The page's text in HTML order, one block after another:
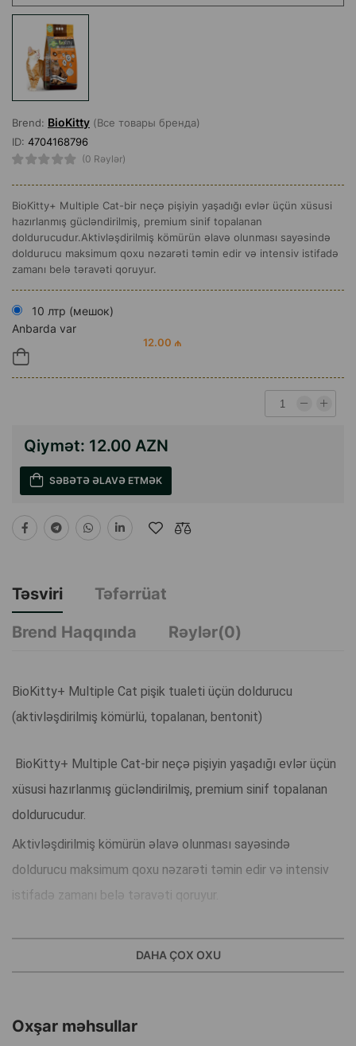
Brend: BioKitty (Все товары бренда)
ID: 4704168796
(0 Rəylər)
BioKitty+ Multiple Cat-bir neçə pişiyin yaşadığı evlər üçün xüsusi
hazırlanmış gücləndirilmiş, premium sinif topalanan
doldurucudur.Aktivləşdirilmiş kömürün əlavə olunması sayəsində
doldurucu maksimum qoxu nəzarəti təmin edir və intensiv istifadə
zamanı belə təravəti qoruyur.
10 лтр (мешок)
Anbarda var
12.00 ₼
Qiymət: 12.00 AZN
SƏBƏTƏ ƏLAVƏ ETMƏK
Təsviri
Təfərrüat
Brend Haqqında
Rəylər(0)
BioKitty+ Multiple Cat pişik tualeti üçün doldurucu
(aktivləşdirilmiş kömürlü, topalanan, bentonit)
BioKitty+ Multiple Cat-bir neçə pişiyin yaşadığı evlər üçün
xüsusi hazırlanmış gücləndirilmiş, premium sinif topalanan
doldurucudur.
Aktivləşdirilmiş kömürün əlavə olunması sayəsində
doldurucu maksimum qoxu nəzarəti təmin edir və intensiv
istifadə zamanı belə təravəti qoruyur.
möhkəm topalar əmələ gətirir.
Üstünlüklər:
DAHA ÇOX OXU
Oxşar məhsullar